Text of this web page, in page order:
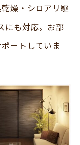
燥・シロアリ駆
にも対応。お部
ートしていま